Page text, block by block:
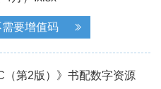
需要增值码
（第2版）》书配数字资源